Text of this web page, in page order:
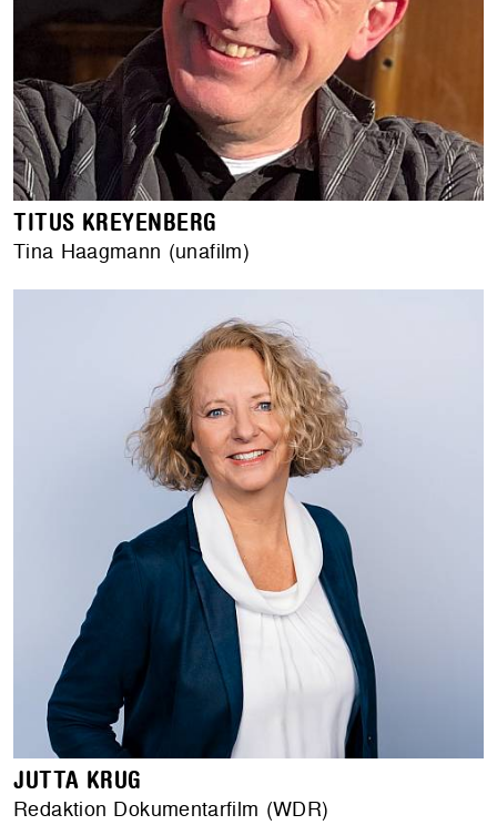
TITUS KREYENBERG
Tina Haagmann (unafilm)
JUTTA KRUG
Redaktion Dokumentarfilm (WDR)